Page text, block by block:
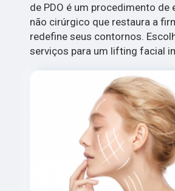
de PDO é um procedimento de
não cirúrgico que restaura a
redefine seus contornos.
serviços para um lifting facial